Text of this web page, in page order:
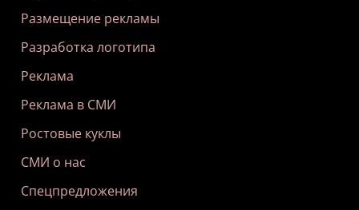
Размещение рекламы
Разработка логотипа
Реклама
Реклама в СМИ
Ростовые куклы
СМИ о нас
Спецпредложения